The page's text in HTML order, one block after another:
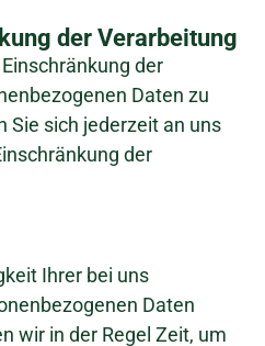
der Verarbeitung
der
Daten zu
Sie sich jederzeit an uns
der
Ihrer bei uns
Daten
wir in der Regel Zeit, um